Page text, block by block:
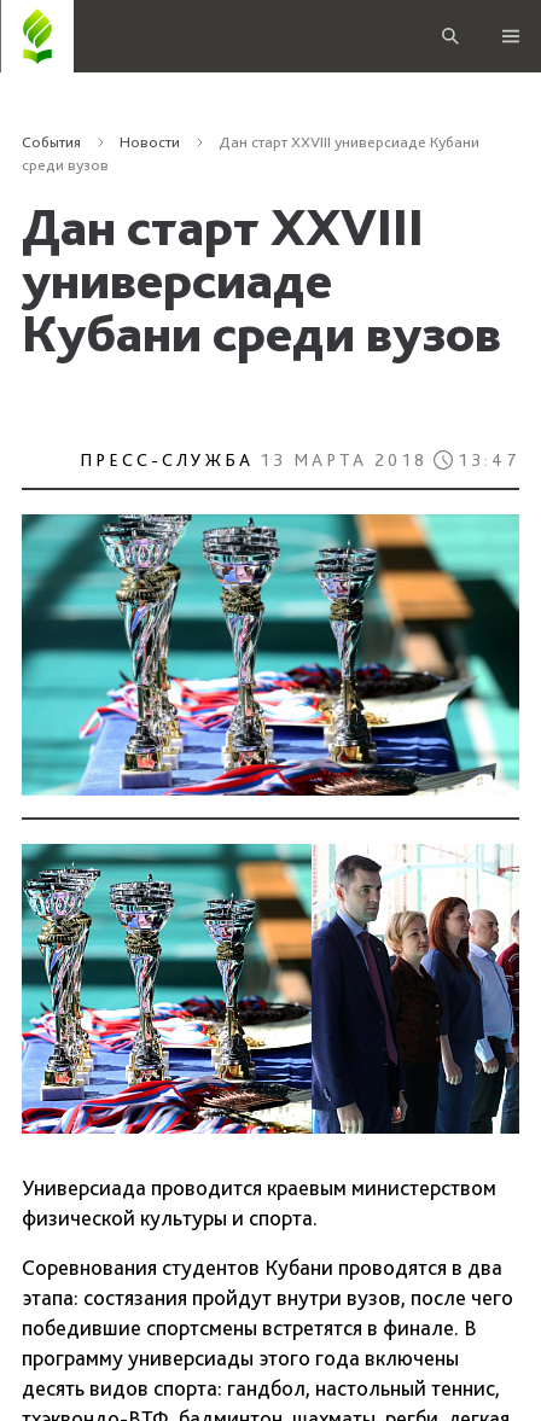
События Новости
Дан старт XXVIII универсиаде Кубани
среди вузов
Дан старт XXVIII
универсиаде
Кубани среди вузов
ПРЕСС-СЛУЖБА 13 МАРТА 2018 13:47
Универсиада проводится краевым министерством
физической культуры и спорта.
Соревнования студентов Кубани проводятся в два
этапа: состязания пройдут внутри вузов, после чего
победившие спортсмены встретятся в финале. В
программу универсиады этого года включены
десять видов спорта: гандбол, настольный теннис,